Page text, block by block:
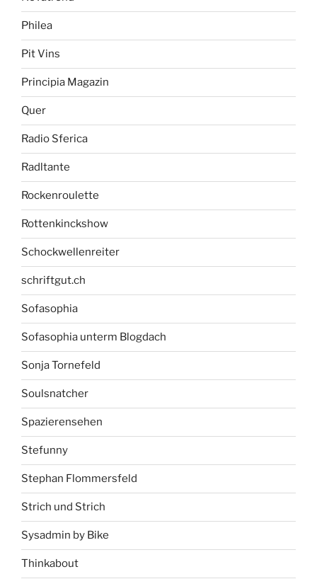
Philea
Pit Vins
Principia Magazin
Quer
Radio Sferica
Radltante
Rockenroulette
Rottenkinckshow
Schockwellenreiter
schriftgut.ch
Sofasophia
Sofasophia unterm Blogdach
Sonja Tornefeld
Soulsnatcher
Spazierensehen
Stefunny
Stephan Flommersfeld
Strich und Strich
Sysadmin by Bike
Thinkabout